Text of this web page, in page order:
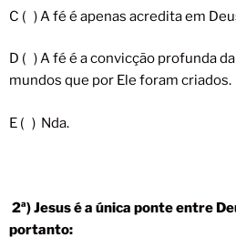
C ( ) A fé é apenas acredita em
D ( ) A fé é a convicção profunda
mundos que por Ele foram criados.
E ( ) Nda.
2ª) Jesus é a única ponte entre
portanto: